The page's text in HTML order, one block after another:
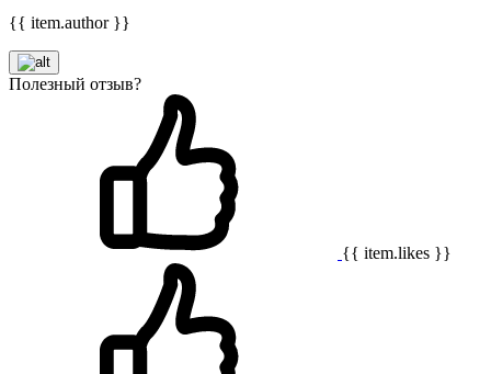
{{ item.author }}
Полезный отзыв?
{{ item.likes }}